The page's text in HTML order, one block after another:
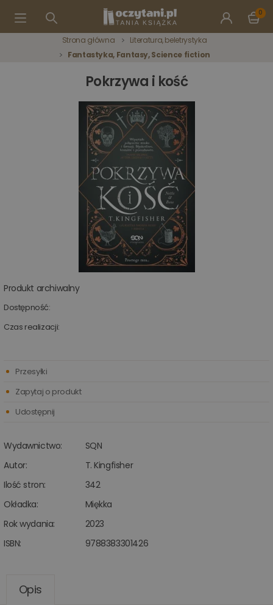
0
Strona główna
Literatura, beletrystyka
Fantastyka, Fantasy, Science fiction
Pokrzywa i kość
Produkt archiwalny
Dostępność:
Czas realizacji:
Wydawnictwo:
SQN
Autor:
T. Kingfisher
Ilość stron:
342
Okładka:
Miękka
Rok wydania:
2023
ISBN:
9788383301426
Przesyłki
Zapytaj o produkt
Udostępnij
Opis